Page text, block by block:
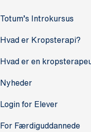
Totum’s Introkursus
Hvad er Kropsterapi?
Hvad er en
Nyheder
Login for Elever
For Færdiguddannede